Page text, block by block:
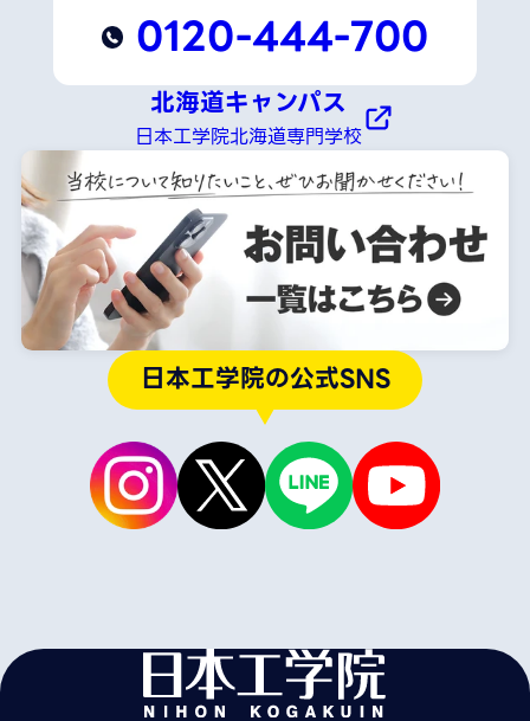
0120-444-700
北海道キャンパス
日本工学院北海道専門学校
日本工学院の公式SNS